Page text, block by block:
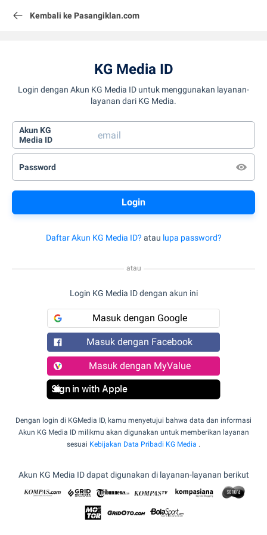
Kembali ke Pasangiklan.com
KG Media ID
Login dengan Akun KG Media ID untuk menggunakan layanan-
layanan dari KG Media.
Akun KG
Media ID
Password
Daftar Akun KG Media ID? atau lupa password?
atau
Login KG Media ID dengan akun ini
Masuk dengan Google
Masuk dengan Facebook
Masuk dengan MyValue
Sign in with Apple
Dengan login di KGMedia ID, kamu menyetujui bahwa data dan informasi
Akun KG Media ID milikmu akan digunakan untuk memberikan layanan
sesuai Kebijakan Data Pribadi KG Media .
Akun KG Media ID dapat digunakan di layanan-layanan berikut